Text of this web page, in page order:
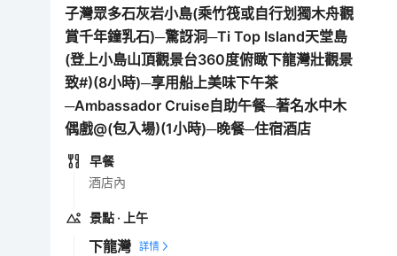
子灣眾多石灰岩小島(乘竹筏或自行划獨木舟觀
賞千年鐘乳石)─驚訝洞─Ti Top Island天堂島
(登上小島山頂觀景台360度俯瞰下龍灣壯觀景
致#)(8小時)─享用船上美味下午茶
─Ambassador Cruise自助午餐─著名水中木
偶戲@(包入場)(1小時)─晚餐─住宿酒店
早餐
酒店內
景點 · 上午
下龍灣